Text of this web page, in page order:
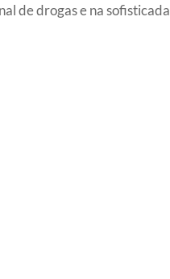
de drogas e na sofisticada